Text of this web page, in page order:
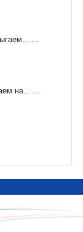
...
на... ...